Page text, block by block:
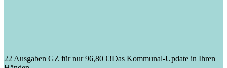
22 Ausgaben GZ für nur 96,80 €!Das Kommunal-Update in Ihren